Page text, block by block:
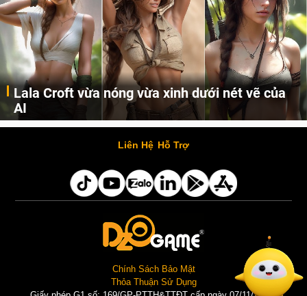
Lala Croft vừa nóng vừa xinh dưới nét vẽ của
AI
Cùng đến với những hình ảnh Lala Croft của Tomb Raider dưới nét vẽ của AI. Một cô nàng xinh đẹp, nóng bỏng nhưng cũng rắn rỏi và mạnh mẽ.
Liên Hệ Hỗ Trợ
Chính Sách Bảo Mật
Thỏa Thuận Sử Dụng